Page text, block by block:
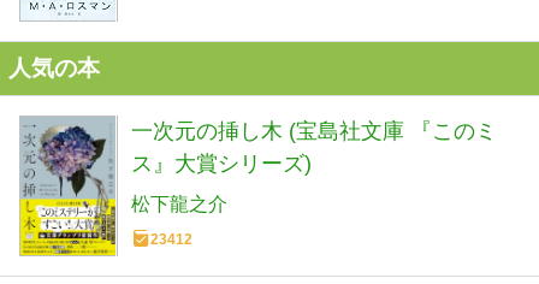
人気の本
一次元の挿し木 (宝島社文庫 『このミ
ス』大賞シリーズ)
松下龍之介
23412